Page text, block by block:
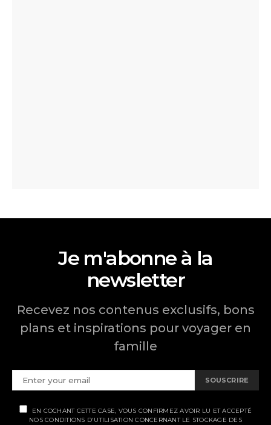
Je m'abonne à la
newsletter
Recevez nos contenus exclusifs, bons
plans et inspirations pour voyager en
famille
SOUSCRIRE
EN COCHANT CETTE CASE, VOUS CONFIRMEZ AVOIR LU ET ACCEPTÉ
NOS CONDITIONS D'UTILISATION CONCERNANT LE STOCKAGE DES